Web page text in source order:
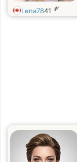
Lena7841 岁